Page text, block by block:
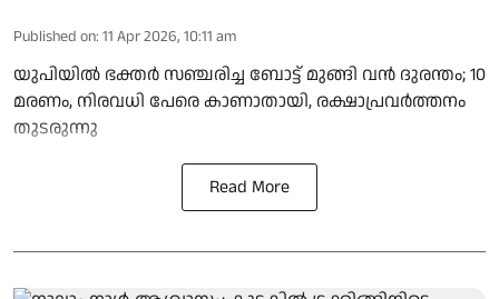
Published on: 11 Apr 2026, 10:11 am
യുപിയിൽ ഭക്തർ സഞ്ചരിച്ച ബോട്ട് മുങ്ങി വൻ ദുരന്തം; 10
മരണം, നിരവധി പേരെ കാണാതായി, രക്ഷാപ്രവർത്തനം
തുടരുന്നു
Read More